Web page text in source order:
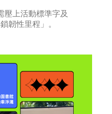
壓上活動標準字及
韌性里程」。